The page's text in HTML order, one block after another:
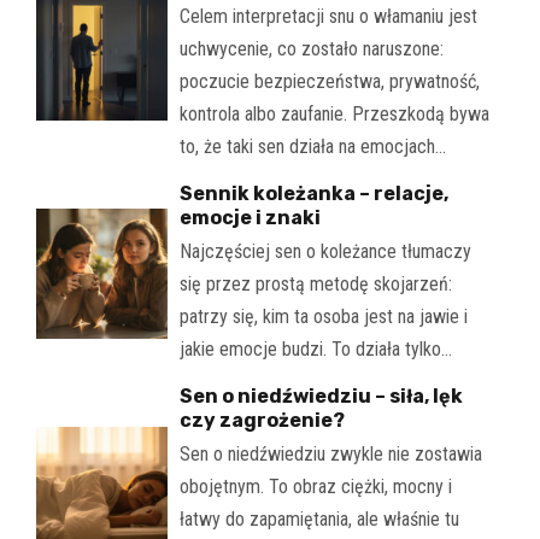
Celem interpretacji snu o włamaniu jest
uchwycenie, co zostało naruszone:
poczucie bezpieczeństwa, prywatność,
kontrola albo zaufanie. Przeszkodą bywa
to, że taki sen działa na emocjach…
Sennik koleżanka – relacje,
emocje i znaki
Najczęściej sen o koleżance tłumaczy
się przez prostą metodę skojarzeń:
patrzy się, kim ta osoba jest na jawie i
jakie emocje budzi. To działa tylko…
Sen o niedźwiedziu – siła, lęk
czy zagrożenie?
Sen o niedźwiedziu zwykle nie zostawia
obojętnym. To obraz ciężki, mocny i
łatwy do zapamiętania, ale właśnie tu